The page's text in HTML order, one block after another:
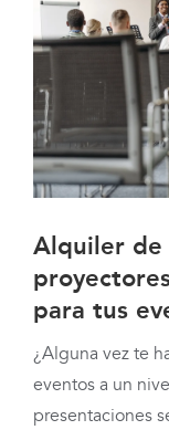
Alquiler de
para tus
¿Alguna vez te
eventos a un
presentaciones